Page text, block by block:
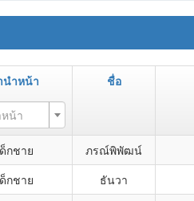
นำหน้า ชื่อ
น้า
กชาย ภรณ์พิพัฒน์
กชาย ธันวา